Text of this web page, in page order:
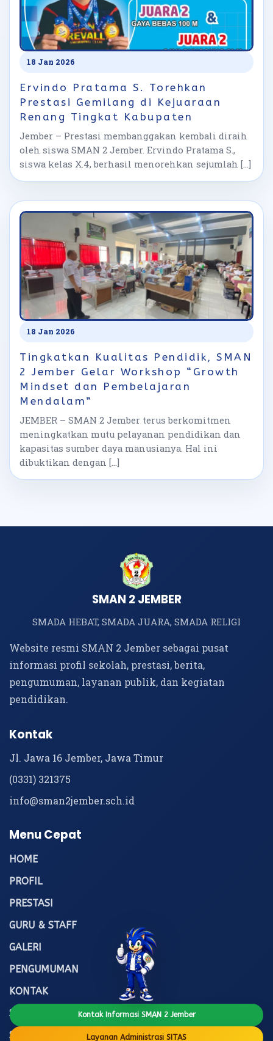
18 Jan 2026
Ervindo Pratama S. Torehkan
Prestasi Gemilang di Kejuaraan
Renang Tingkat Kabupaten
Jember – Prestasi membanggakan kembali diraih
oleh siswa SMAN 2 Jember. Ervindo Pratama S.,
siswa kelas X.4, berhasil menorehkan sejumlah […]
18 Jan 2026
Tingkatkan Kualitas Pendidik, SMAN
2 Jember Gelar Workshop “Growth
Mindset dan Pembelajaran
Mendalam”
JEMBER – SMAN 2 Jember terus berkomitmen
meningkatkan mutu pelayanan pendidikan dan
kapasitas sumber daya manusianya. Hal ini
dibuktikan dengan […]
SMAN 2 JEMBER
SMADA HEBAT, SMADA JUARA, SMADA RELIGI
Website resmi SMAN 2 Jember sebagai pusat
informasi profil sekolah, prestasi, berita,
pengumuman, layanan publik, dan kegiatan
pendidikan.
Kontak
Jl. Jawa 16 Jember, Jawa Timur
(0331) 321375
info@sman2jember.sch.id
Menu Cepat
HOME
PROFIL
PRESTASI
GURU & STAFF
GALERI
PENGUMUMAN
KONTAK
SITAS
SPMB
Kontak Informasi SMAN 2 Jember
Layanan Administrasi SITAS